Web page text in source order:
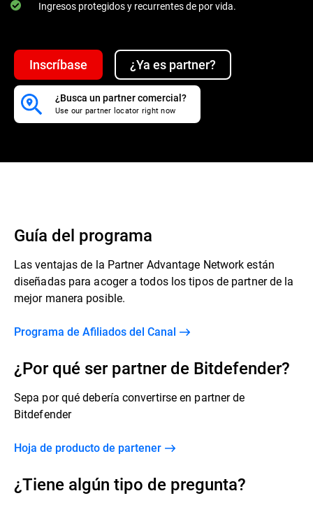
Ingresos protegidos y recurrentes de por vida.
Inscríbase ¿Ya es partner?
¿Busca un partner comercial?
Use our partner locator right now
Guía del programa
Las ventajas de la Partner Advantage Network están
diseñadas para acoger a todos los tipos de partner de la
mejor manera posible.
Programa de Afiliados del Canal
¿Por qué ser partner de Bitdefender?
Sepa por qué debería convertirse en partner de
Bitdefender
Hoja de producto de partener
¿Tiene algún tipo de pregunta?